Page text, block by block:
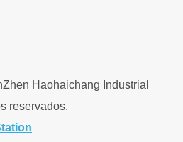
Haohaichang Industrial
reservados.